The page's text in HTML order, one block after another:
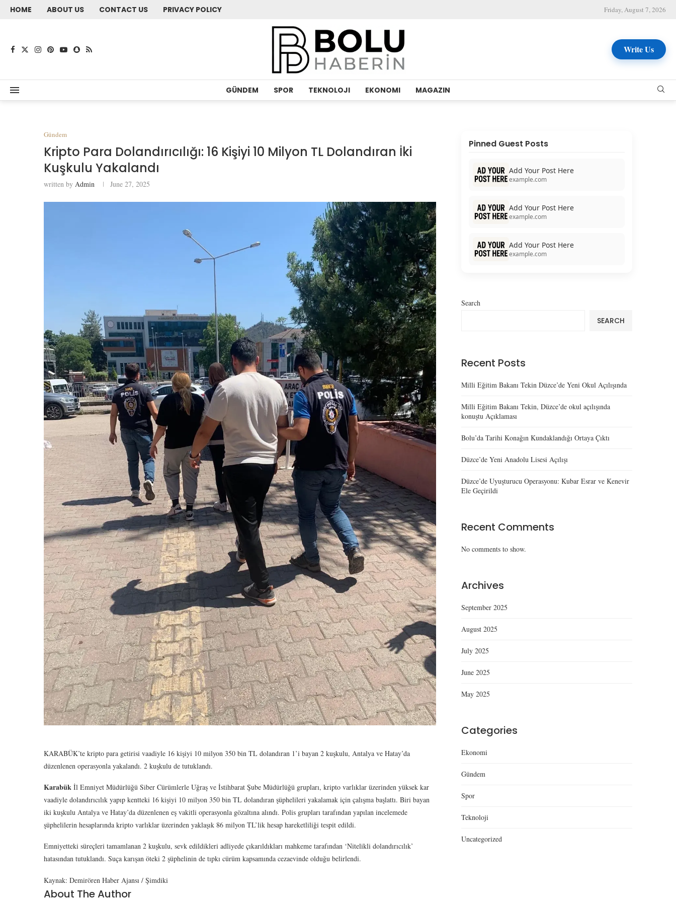
HOME ABOUT US CONTACT US PRIVACY POLICY Friday, August 7, 2026
Write Us
GÜNDEM SPOR TEKNOLOJI EKONOMI MAGAZIN
Gündem
Kripto Para Dolandırıcılığı: 16 Kişiyi 10 Milyon TL Dolandıran İki
Kuşkulu Yakalandı
written by Admin June 27, 2025
KARABÜK’te kripto para getirisi vaadiyle 16 kişiyi 10 milyon 350 bin TL dolandıran 1’i bayan 2 kuşkulu, Antalya ve Hatay’da
düzenlenen operasyonla yakalandı. 2 kuşkulu de tutuklandı.
Karabük İl Emniyet Müdürlüğü Siber Cürümlerle Uğraş ve İstihbarat Şube Müdürlüğü grupları, kripto varlıklar üzerinden yüksek kar
vaadiyle dolandırıcılık yapıp kentteki 16 kişiyi 10 milyon 350 bin TL dolandıran şüphelileri yakalamak için çalışma başlattı. Biri bayan
iki kuşkulu Antalya ve Hatay’da düzenlenen eş vakitli operasyonla gözaltına alındı. Polis grupları tarafından yapılan incelemede
şüphelilerin hesaplarında kripto varlıklar üzerinden yaklaşık 86 milyon TL’lik hesap hareketliliği tespit edildi.
Emniyetteki süreçleri tamamlanan 2 kuşkulu, sevk edildikleri adliyede çıkarıldıkları mahkeme tarafından ‘Nitelikli dolandırıcılık’
hatasından tutuklandı. Suça karışan öteki 2 şüphelinin de tıpkı cürüm kapsamında cezaevinde olduğu belirlendi.
Kaynak: Demirören Haber Ajansı / Şimdiki
About The Author
Pinned Guest Posts
Add Your Post Here
example.com
Add Your Post Here
example.com
Add Your Post Here
example.com
Search
SEARCH
Recent Posts
Milli Eğitim Bakanı Tekin Düzce’de Yeni Okul Açılışında
Milli Eğitim Bakanı Tekin, Düzce’de okul açılışında
konuştu Açıklaması
Bolu’da Tarihi Konağın Kundaklandığı Ortaya Çıktı
Düzce’de Yeni Anadolu Lisesi Açılışı
Düzce’de Uyuşturucu Operasyonu: Kubar Esrar ve Kenevir
Ele Geçirildi
Recent Comments
No comments to show.
Archives
September 2025
August 2025
July 2025
June 2025
May 2025
Categories
Ekonomi
Gündem
Spor
Teknoloji
Uncategorized